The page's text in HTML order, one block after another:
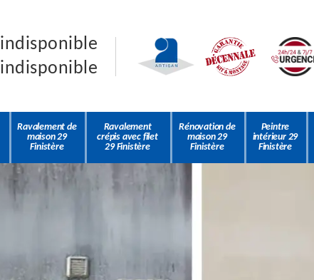
indisponible
indisponible
Ravalement de
maison 29
Finistère
Ravalement
crépis avec filet
29 Finistère
Rénovation de
maison 29
Finistère
Peintre
intérieur 29
Finistère